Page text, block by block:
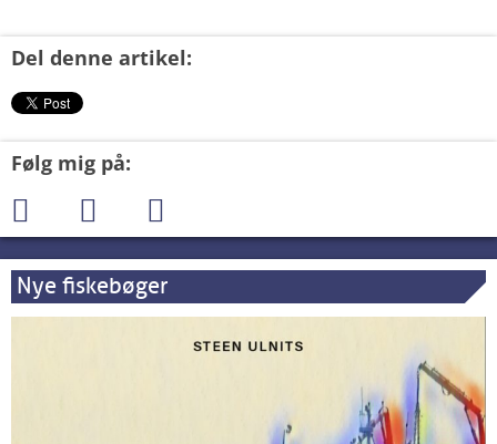
Del denne artikel:
Følg mig på:
Nye fiskebøger